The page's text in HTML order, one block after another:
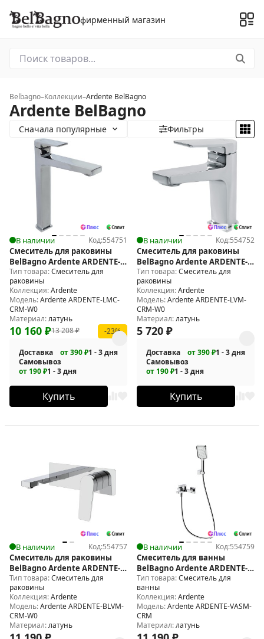
фирменный магазин
Belbagno–Коллекции–Ardente BelBagno
Ardente BelBagno
Сначала популярные Фильтры
В наличии Код:554751
Смеситель для раковины
BelBagno Ardente ARDENTE-
LMC-CRM-W0
Тип товара:Смеситель для
раковины
Коллекция:Ardente
Модель:Ardente ARDENTE-LMC-
CRM-W0
Материал:латунь
13 208₽
10 160 ₽ -23%
Доставка от 390 ₽1 - 3 дня
Самовывоз
от 190 ₽1 - 3 дня
Купить
В наличии Код:554752
Смеситель для раковины
BelBagno Ardente ARDENTE-
LVM-CRM-W0
Тип товара:Смеситель для
раковины
Коллекция:Ardente
Модель:Ardente ARDENTE-LVM-
CRM-W0
Материал:латунь
5 720 ₽
Доставка от 390 ₽1 - 3 дня
Самовывоз
от 190 ₽1 - 3 дня
Купить
В наличии Код:554757
Смеситель для раковины
BelBagno Ardente ARDENTE-
BLVM-CRM-W0
Тип товара:Смеситель для
раковины
Коллекция:Ardente
Модель:Ardente ARDENTE-BLVM-
CRM-W0
Материал:латунь
В наличии Код:554759
Смеситель для ванны
BelBagno Ardente ARDENTE-
VASM-CRM
Тип товара:Смеситель для
ванны
Коллекция:Ardente
Модель:Ardente ARDENTE-VASM-
CRM
Материал:латунь